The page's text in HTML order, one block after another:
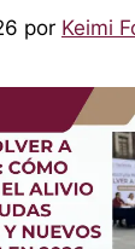
por Keimi